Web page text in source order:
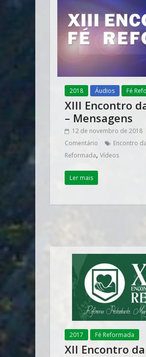
2018 Áudios Fé
XIII Encontro
– Mensagens
12 de novembro de 2018
Comentário
Encontro
Reformada, Vídeos
Ler mais
2017 Fé Reformada
XII Encontro